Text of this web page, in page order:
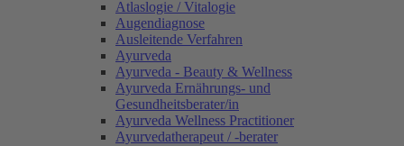
Atlaslogie / Vitalogie
Augendiagnose
Ausleitende Verfahren
Ayurveda
Ayurveda - Beauty & Wellness
Ayurveda Ernährungs- und
Gesundheitsberater/in
Ayurveda Wellness Practitioner
Ayurvedatherapeut / -berater